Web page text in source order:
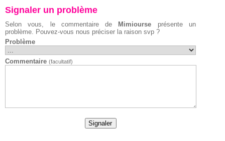
Signaler un problème
Selon vous, le commentaire de Mimiourse présente un
problème. Pouvez-vous nous préciser la raison svp ?
Problème
Commentaire (facultatif)